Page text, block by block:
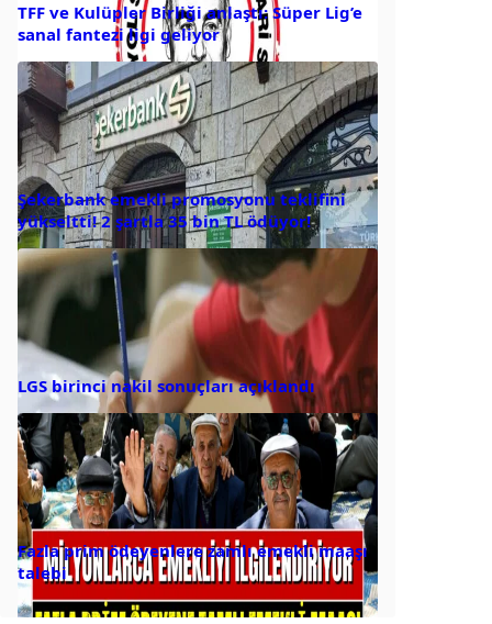
TFF ve Kulüpler Birliği anlaştı: Süper Lig’e
sanal fantezi ligi geliyor
Şekerbank emekli promosyonu teklifini
yükseltti! 2 şartla 35 bin TL ödüyor!
LGS birinci nakil sonuçları açıklandı
Fazla prim ödeyenlere zamlı emekli maaşı
talebi